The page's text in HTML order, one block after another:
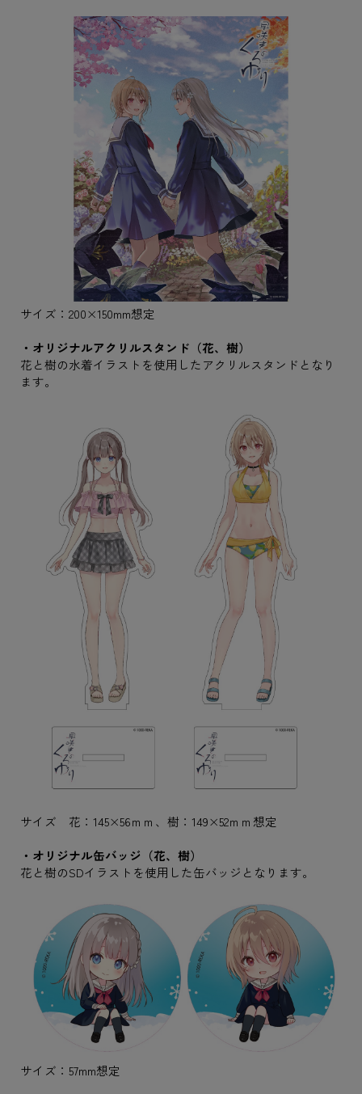
サイズ：200×150mm想定
・オリジナルアクリルスタンド（花、樹）
花と樹の水着イラストを使用したアクリルスタンドとなり
ます。
サイズ 花：145×56ｍｍ、樹：149×52ｍｍ想定
・オリジナル缶バッジ（花、樹）
花と樹のSDイラストを使用した缶バッジとなります。
サイズ：57mm想定